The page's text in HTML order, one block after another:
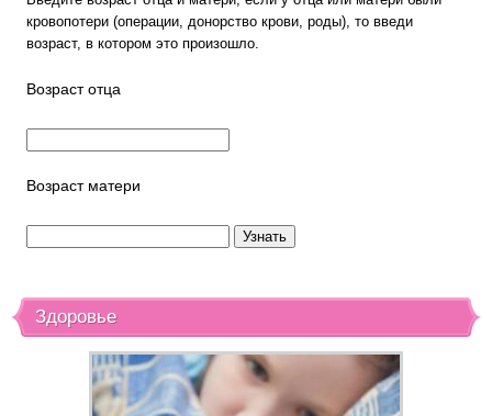
кровопотери (операции, донорство крови, роды), то введи
возраст, в котором это произошло.
Возраст отца
Возраст матери
Здоровье